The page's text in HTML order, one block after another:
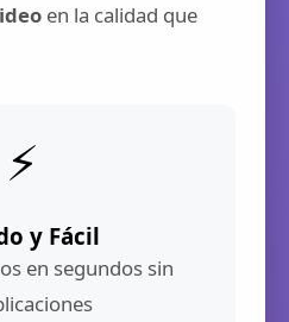
en la calidad que
⚡
y Fácil
en segundos sin